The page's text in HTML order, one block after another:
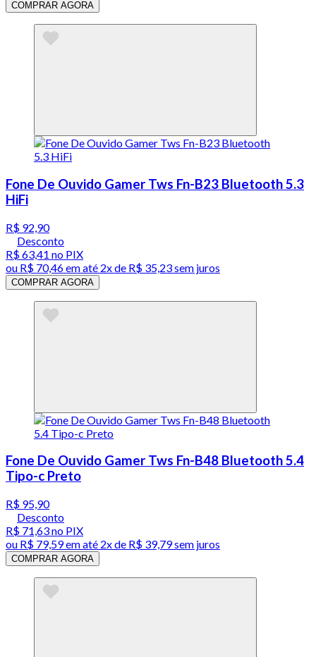
COMPRAR AGORA
Fone De Ouvido Gamer Tws Fn-B23 Bluetooth 5.3
HiFi
R$ 92,90
Desconto
R$ 63,41 no PIX
ou R$ 70,46em até 2x de R$ 35,23 sem juros
COMPRAR AGORA
Fone De Ouvido Gamer Tws Fn-B48 Bluetooth 5.4
Tipo-c Preto
R$ 95,90
Desconto
R$ 71,63no PIX
ou R$ 79,59em até 2x de R$ 39,79 sem juros
COMPRAR AGORA